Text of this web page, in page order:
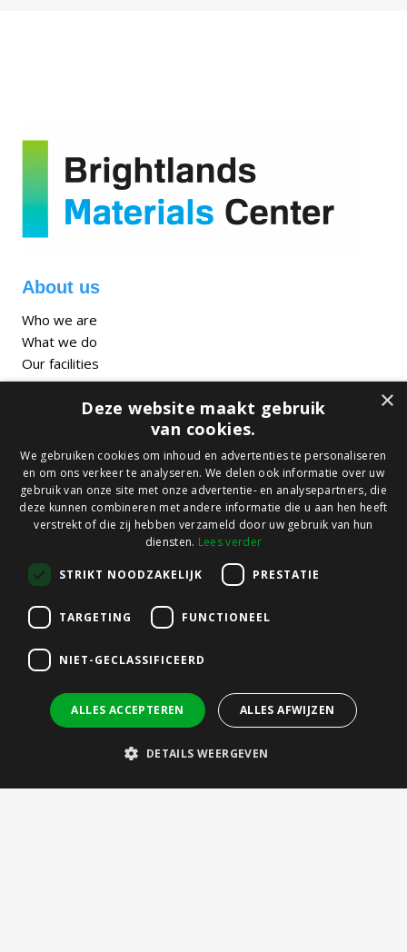
About us
Who we are
What we do
Our facilities
Focus Markets
Sustainable Buildings
Circular Packaging
Let’s Connect
Meet us
Internships
Vacancies
Contact
Urmonderbaan 22 (Gate 2)
6167 RD Geleen, NL
×
Deze website maakt gebruik
van cookies.
We gebruiken cookies om inhoud en advertenties te personaliseren
en om ons verkeer te analyseren. We delen ook informatie over uw
gebruik van onze site met onze advertentie- en analysepartners, die
deze kunnen combineren met andere informatie die u aan hen heeft
verstrekt of die zij hebben verzameld door uw gebruik van hun
diensten. Lees verder
STRIKT NOODZAKELIJK PRESTATIE
TARGETING FUNCTIONEEL
NIET-GECLASSIFICEERD
ALLES ACCEPTEREN ALLES AFWIJZEN
DETAILS WEERGEVEN